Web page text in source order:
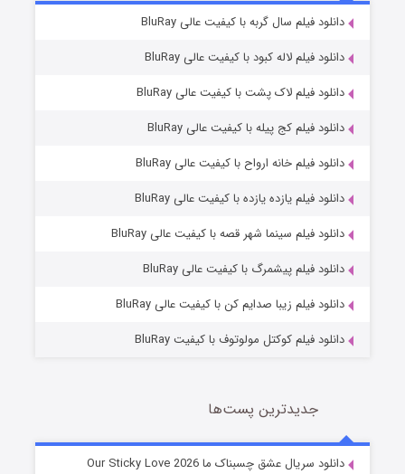
قسمت6 (زیرنویس) منتشر شد
شوهر
دانلود فیلم سال گربه با کیفیت عالی BluRay
دانلود فیلم لاله کبود با کیفیت عالی BluRay
دانلود فیلم لاک پشت با کیفیت عالی BluRay
دانلود فیلم کج‌ پیله با کیفیت عالی BluRay
دانلود فیلم خانه ارواح با کیفیت عالی BluRay
دانلود فیلم یازده یازده با کیفیت عالی BluRay
دانلود فیلم سینما شهر قصه با کیفیت عالی BluRay
دانلود فیلم پیشمرگ با کیفیت عالی BluRay
دانلود فیلم زیبا صدایم کن با کیفیت عالی BluRay
دانلود فیلم کوکتل مولوتوف با کیفیت BluRay
جدیدترین پست‌ها
دانلود سریال عشق چسبناک ما Our Sticky Love 2026